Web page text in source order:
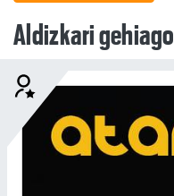
Aldizkari gehiago